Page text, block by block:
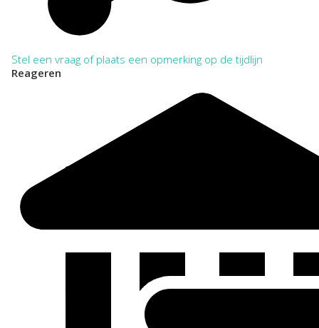
Stel een vraag of plaats een opmerking op de tijdlijn
Reageren